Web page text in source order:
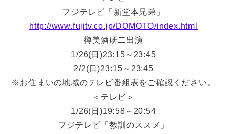
フジテレビ「新堂本兄弟」
http://www.fujitv.co.jp/DOMOTO/index.html
樽美酒研二出演
1/26(日)23:15～23:45
2/2(日)23:15～23:45
※お住まいの地域のテレビ番組表をご確認ください。
＜テレビ＞
1/26(日)19:58～20:54
フジテレビ「教訓のススメ」